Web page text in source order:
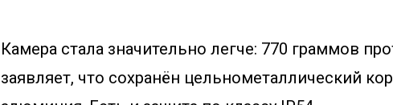
Камера стала значительно легче: 770 граммов
заявляет, что сохранён цельнометаллический